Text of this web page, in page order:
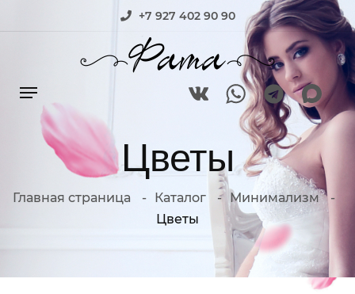
+7 927 402 90 90
Цветы
Главная страница Каталог
Минимализм
Цветы